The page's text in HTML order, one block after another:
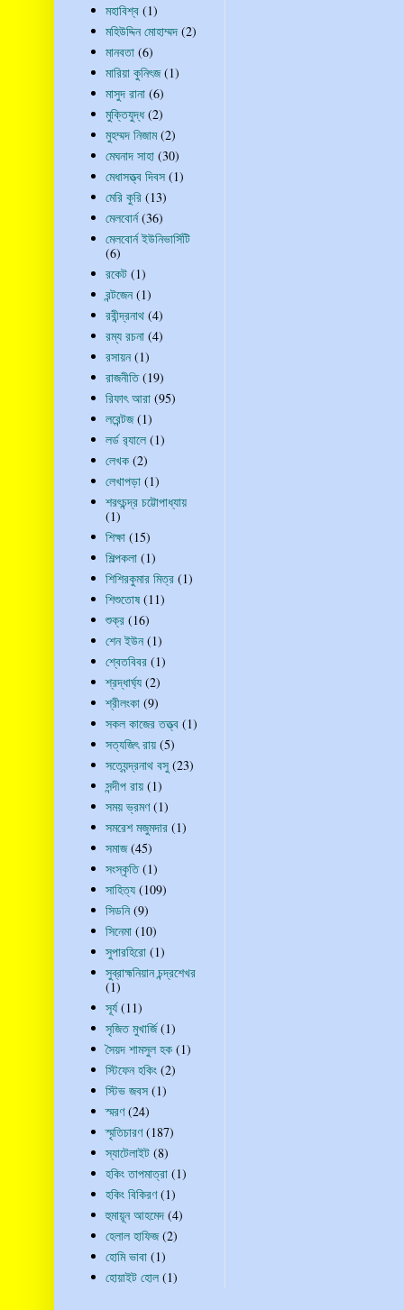
মহাবিশ্ব (1)
মহিউদ্দিন মোহাম্মদ (2)
মানবতা (6)
মারিয়া কুনিৎজ (1)
মাসুদ রানা (6)
মুক্তিযুদ্ধ (2)
মুহম্মদ নিজাম (2)
মেঘনাদ সাহা (30)
মেধাসত্ত্ব দিবস (1)
মেরি কুরি (13)
মেলবোর্ন (36)
মেলবোর্ন ইউনিভার্সিটি
(6)
রকেট (1)
রন্টজেন (1)
রবীন্দ্রনাথ (4)
রম্য রচনা (4)
রসায়ন (1)
রাজনীতি (19)
রিফাৎ আরা (95)
লরেন্টজ (1)
লর্ড র‍্যালে (1)
লেখক (2)
লেখাপড়া (1)
শরৎচন্দ্র চট্টোপাধ্যায়
(1)
শিক্ষা (15)
শিল্পকলা (1)
শিশিরকুমার মিত্র (1)
শিশুতোষ (11)
শুক্র (16)
শেন ইউন (1)
শ্বেতবিবর (1)
শ্রদ্ধার্ঘ্য (2)
শ্রীলংকা (9)
সকল কাজের তত্ত্ব (1)
সত্যজিৎ রায় (5)
সত্যেন্দ্রনাথ বসু (23)
সন্দীপ রায় (1)
সময় ভ্রমণ (1)
সমরেশ মজুমদার (1)
সমাজ (45)
সংস্কৃতি (1)
সাহিত্য (109)
সিডনি (9)
সিনেমা (10)
সুপারহিরো (1)
সুব্রাহ্মনিয়ান চন্দ্রশেখর
(1)
সূর্য (11)
সৃজিত মুখার্জি (1)
সৈয়দ শামসুল হক (1)
স্টিফেন হকিং (2)
স্টিভ জবস (1)
স্মরণ (24)
স্মৃতিচারণ (187)
স্যাটেলাইট (8)
হকিং তাপমাত্রা (1)
হকিং বিকিরণ (1)
হুমায়ূন আহমেদ (4)
হেলাল হাফিজ (2)
হোমি ভাবা (1)
হোয়াইট হোল (1)